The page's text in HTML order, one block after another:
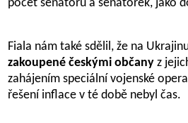
počet senátorů a senátorek, jako
Fiala nám také sdělil, že na
zakoupené českými občany z
zahájením speciální vojenské
řešení inflace v té době nebyl čas.